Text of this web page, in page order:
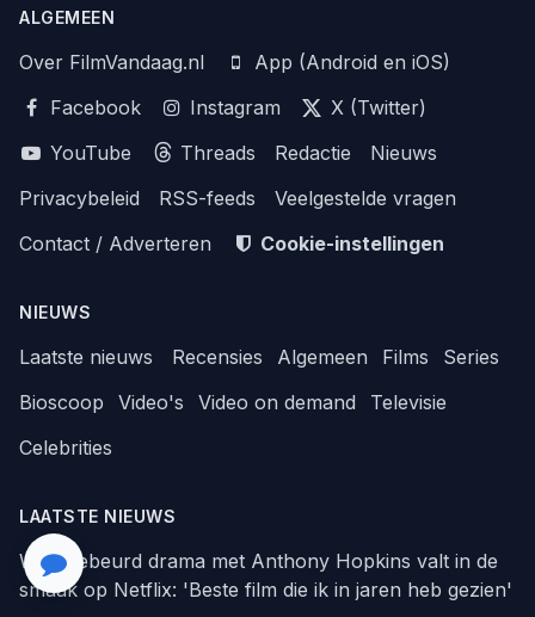
ALGEMEEN
Over FilmVandaag.nl
App (Android en iOS)
Facebook
Instagram
X (Twitter)
YouTube
Threads Redactie
Nieuws
Privacybeleid
RSS-feeds
Veelgestelde vragen
Contact / Adverteren
Cookie-instellingen
NIEUWS
Laatste nieuws Recensies Algemeen Films
Series
Bioscoop
Video's Video on demand
Televisie
Celebrities
LAATSTE NIEUWS
Waargebeurd drama met Anthony Hopkins valt in de
smaak op Netflix: 'Beste film die ik in jaren heb gezien'